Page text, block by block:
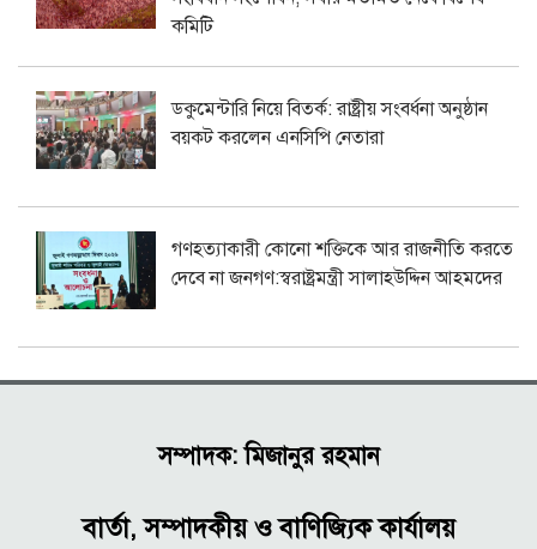
কমিটি
ডকুমেন্টারি নিয়ে বিতর্ক: রাষ্ট্রীয় সংবর্ধনা অনুষ্ঠান
বয়কট করলেন এনসিপি নেতারা
গণহত্যাকারী কোনো শক্তিকে আর রাজনীতি করতে
দেবে না জনগণ:স্বরাষ্ট্রমন্ত্রী সালাহউদ্দিন আহমদের
সম্পাদক: মিজানুর রহমান
বার্তা, সম্পাদকীয় ও বাণিজ্যিক কার্যালয়